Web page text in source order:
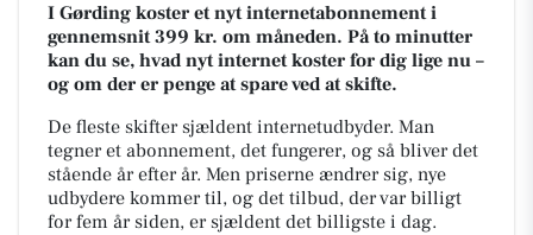
I Gørding koster et nyt internetabonnement i
gennemsnit 399 kr. om måneden. På to minutter
kan du se, hvad nyt internet koster for dig lige nu –
og om der er penge at spare ved at skifte.
De fleste skifter sjældent internetudbyder. Man
tegner et abonnement, det fungerer, og så bliver det
stående år efter år. Men priserne ændrer sig, nye
udbydere kommer til, og det tilbud, der var billigt
for fem år siden, er sjældent det billigste i dag.